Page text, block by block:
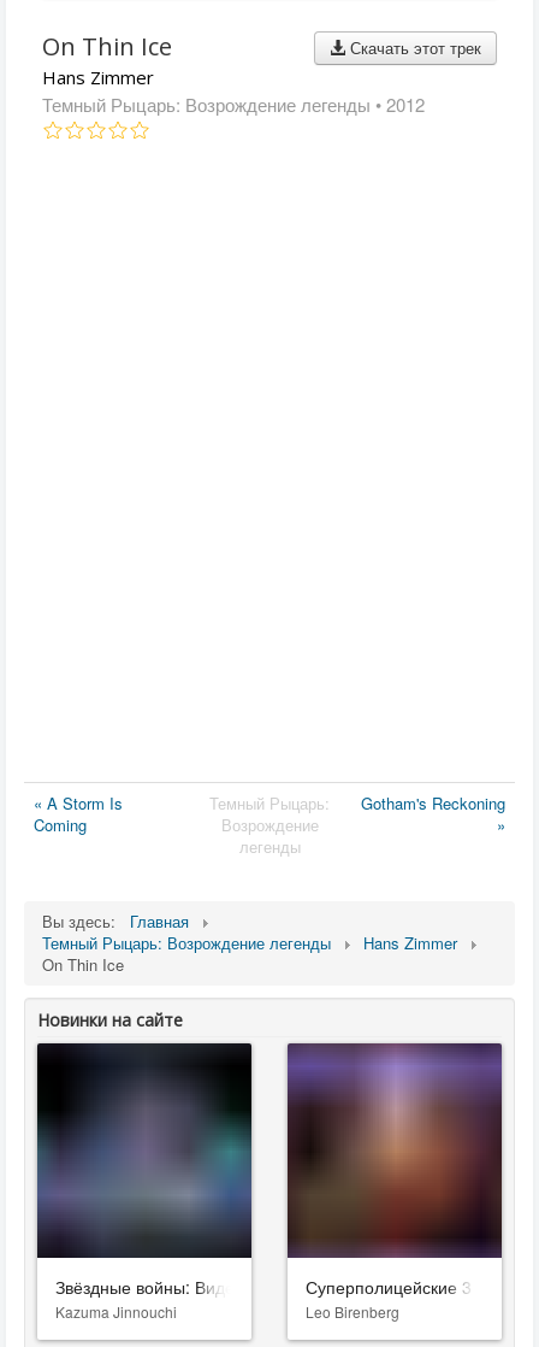
Скачать этот трек
On Thin Ice
Hans Zimmer
Темный Рыцарь: Возрождение легенды • 2012
« A Storm Is
Coming
Темный Рыцарь:
Возрождение
легенды
Gotham's Reckoning
»
Вы здесь:
Главная
Темный Рыцарь: Возрождение легенды
Hans Zimmer
On Thin Ice
Новинки на сайте
Звёздные войны: Видения. Девятый джедай
Kazuma Jinnouchi
Суперполицейские 3
Leo Birenberg